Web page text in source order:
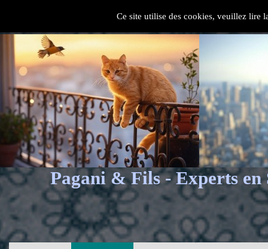
Ce site utilise des cookies, veuillez lire
Pagani & Fils - Experts en